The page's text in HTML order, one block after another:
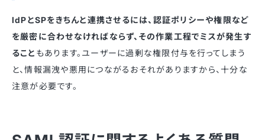
IdPとSPをきちんと連携させるには、認証ポリシーや権限など
を厳密に合わせなければならず、その作業工程でミスが発生す
ること もあります。ユーザーに過剰な権限付与を行ってしまう
と、情報漏洩や悪用につながるおそれがありますから、十分な
注意が必要です。